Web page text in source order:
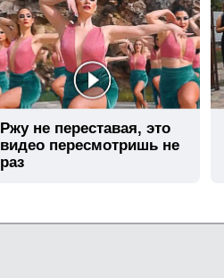
Ржу не переставая, это
видео пересмотришь не
раз